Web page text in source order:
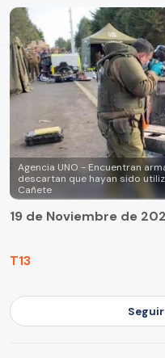
Agencia UNO - Encuentran
descartan que hayan sido
Cañete
T13
19 de Noviembre de
Seguir